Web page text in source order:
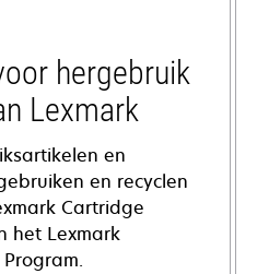
hergebruik
Lexmark
en
en recyclen
Cartridge
het Lexmark